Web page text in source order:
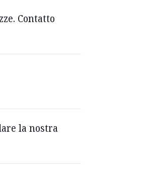
Contatto
la nostra